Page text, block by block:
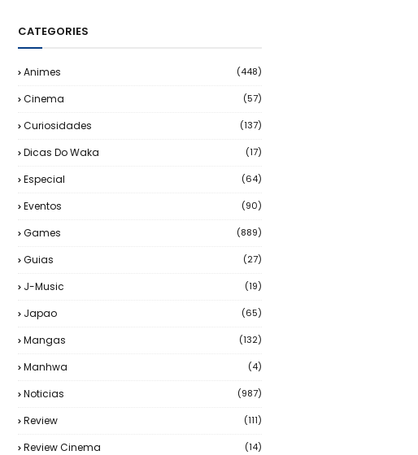
CATEGORIES
Animes (448)
Cinema (57)
Curiosidades (137)
Dicas Do Waka (17)
Especial (64)
Eventos (90)
Games (889)
Guias (27)
J-Music (19)
Japao (65)
Mangas (132)
Manhwa (4)
Noticias (987)
Review (111)
Review Cinema (14)